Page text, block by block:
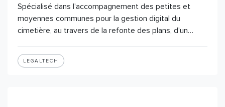
Spécialisé dans l'accompagnement des petites et
moyennes communes pour la gestion digital du
cimetière, au travers de la refonte des plans, d'un…
LEGALTECH